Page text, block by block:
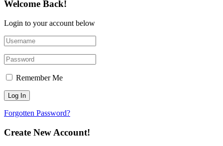
Welcome Back!
Login to your account below
Remember Me
Forgotten Password?
Create New Account!